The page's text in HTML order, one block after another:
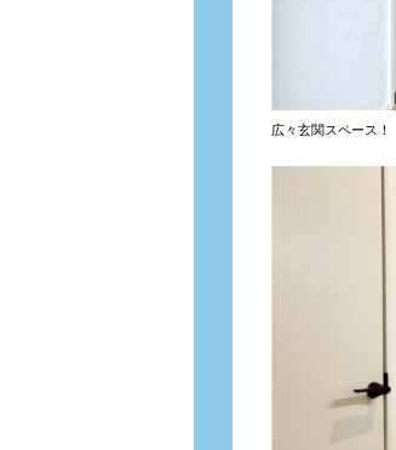
広々玄関スペース！